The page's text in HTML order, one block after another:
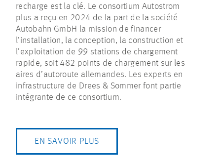
recharge est la clé. Le consortium Autostrom
plus a reçu en 2024 de la part de la société
Autobahn GmbH la mission de financer
l’installation, la conception, la construction et
l’exploitation de 99 stations de chargement
rapide, soit 482 points de chargement sur les
aires d’autoroute allemandes. Les experts en
infrastructure de Drees & Sommer font partie
intégrante de ce consortium.
EN SAVOIR PLUS